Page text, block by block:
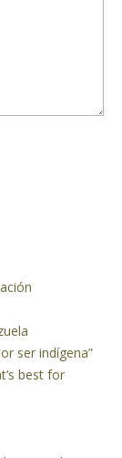
ser indígena”
best for